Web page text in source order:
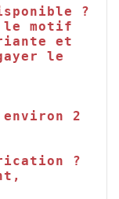
?
le motif
et
le
2
?